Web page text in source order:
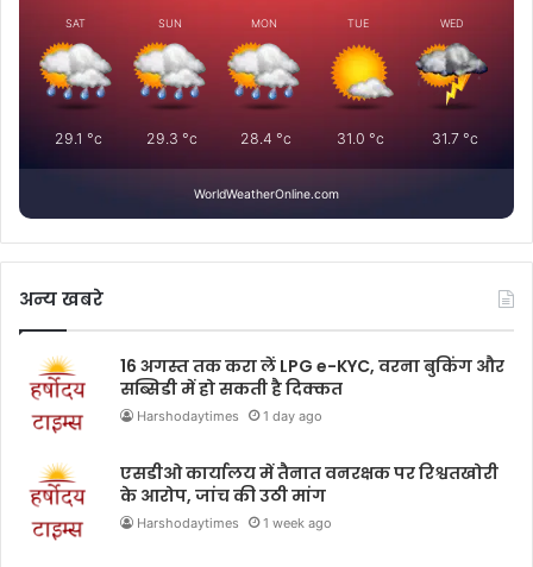
SAT
29.1 °c
SUN
29.3 °c
MON
28.4 °c
TUE
31.0 °c
WED
31.7°c
WorldWeatherOnline.com
अन्य खबरे
16 अगस्त तक करा लें LPG e-KYC, वरना बुकिंग और
सब्सिडी में हो सकती है दिक्कत
Harshodaytimes 1 day ago
एसडीओ कार्यालय में तैनात वनरक्षक पर रिश्वतखोरी
के आरोप, जांच की उठी मांग
Harshodaytimes 1 week ago